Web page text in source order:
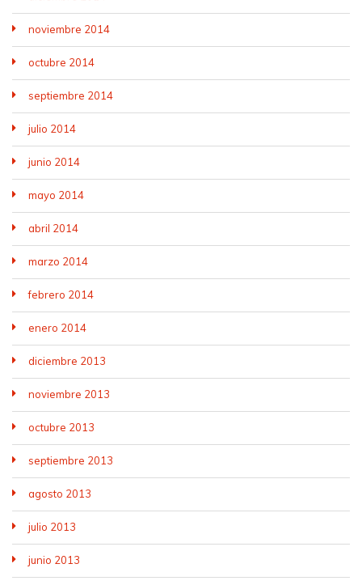
noviembre 2014
octubre 2014
septiembre 2014
julio 2014
junio 2014
mayo 2014
abril 2014
marzo 2014
febrero 2014
enero 2014
diciembre 2013
noviembre 2013
octubre 2013
septiembre 2013
agosto 2013
julio 2013
junio 2013